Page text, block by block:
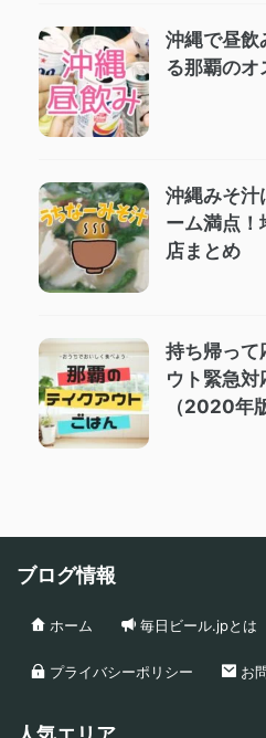
沖縄で昼飲
る那覇のオ
沖縄みそ汁
ーム満点！
店まとめ
持ち帰って
ウト緊急
（2020年
ブログ情報
ホーム 毎日ビール.jpとは
プライバシーポリシー お